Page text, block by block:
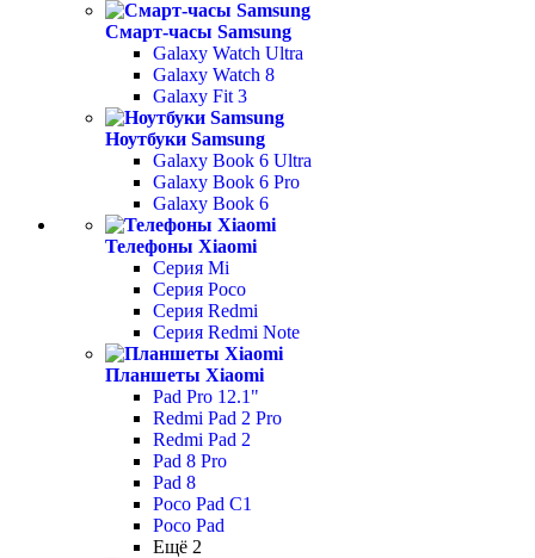
Смарт-часы Samsung
Galaxy Watch Ultra
Galaxy Watch 8
Galaxy Fit 3
Ноутбуки Samsung
Galaxy Book 6 Ultra
Galaxy Book 6 Pro
Galaxy Book 6
Телефоны Xiaomi
Серия Mi
Серия Poco
Серия Redmi
Серия Redmi Note
Планшеты Xiaomi
Pad Pro 12.1"
Redmi Pad 2 Pro
Redmi Pad 2
Pad 8 Pro
Pad 8
Poco Pad С1
Poco Pad
Ещё 2